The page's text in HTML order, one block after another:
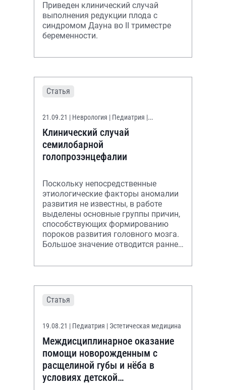
Приведен клинический случай
выполнения редукции плода с
синдромом Дауна во II триместре
беременности.
Статья
21.09.21 | Неврология | Педиатрия |
Психоневрология
Клинический случай
семилобарной
голопрозэнцефалии
Поскольку непосредственные
этиологические факторы аномалии
развития не известны, в работе
выделены основные группы причин,
способствующих формированию
пороков развития головного мозга.
Большое значение отводится ранней
котора
Статья
19.08.21 | Педиатрия | Эстетическая медицина
Междисциплинарное оказание
помощи новорожденным с
расщелиной губы и нёба в
условиях детской